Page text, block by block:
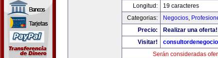
Longitud:
19 caracteres
Categorias:
Negocios,
Precio:
Realizar una oferta!
Visitar!
Serán consideradas